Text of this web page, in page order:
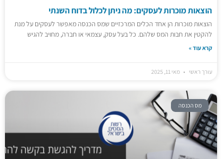
הוצאות מוכרות לעסקים: מה ניתן לכלול בדוח השנתי
הוצאות מוכרות הן אחד הכלים המרכזיים שמס הכנסה מאפשר לעסקים על מנת
להקטין את חבות המס שלהם. כל בעל עסק, עצמאי או חברה, מחויב להגיש
קרא עוד »
עורך ראשי מאי 11, 2025
מס הכנסה